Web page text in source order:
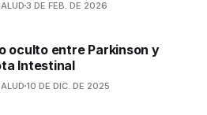
3 DE FEB. DE 2026
oculto entre Parkinson y
Intestinal
10 DE DIC. DE 2025